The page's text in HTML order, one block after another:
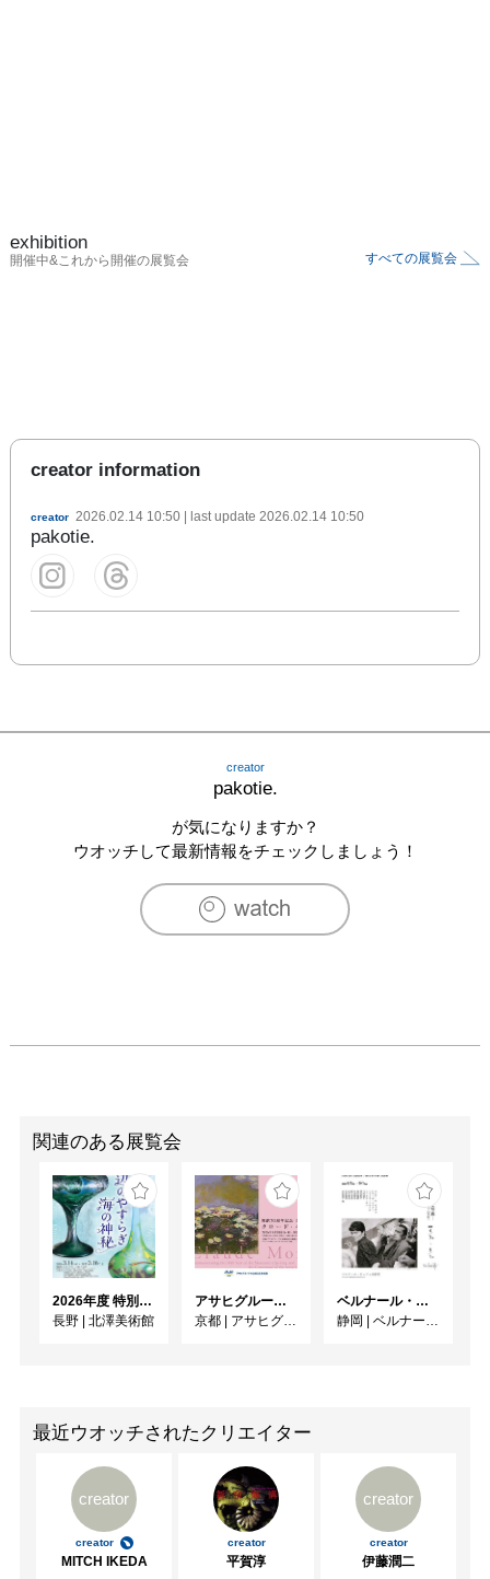
exhibition
開催中&これから開催の展覧会 すべての展覧会
creator information
creator 2026.02.14 10:50 | last update 2026.02.14 10:50
pakotie.
creator
pakotie.
が気になりますか？
ウオッチして最新情報をチェックしましょう！
関連のある展覧会
2026年度 特別展「ガレとドーム、アール･ヌーヴォーのガラス 水辺のやすらぎ、海の神秘」
長野 | 北澤美術館
アサヒグループ大山崎山荘美術館 開館30周年記念展「没後100年 クロード・モネ」
京都 | アサヒグループ大山崎山荘美術館
ベルナール・ビュフェと写真 ーカメラがとらえたビュフェとその時代、そして21 世紀へ
静岡 | ベルナール・ビュフェ美術館
最近ウオッチされたクリエイター
creator
creator
MITCH IKEDA
creator
平賀淳
creator
creator
伊藤潤二